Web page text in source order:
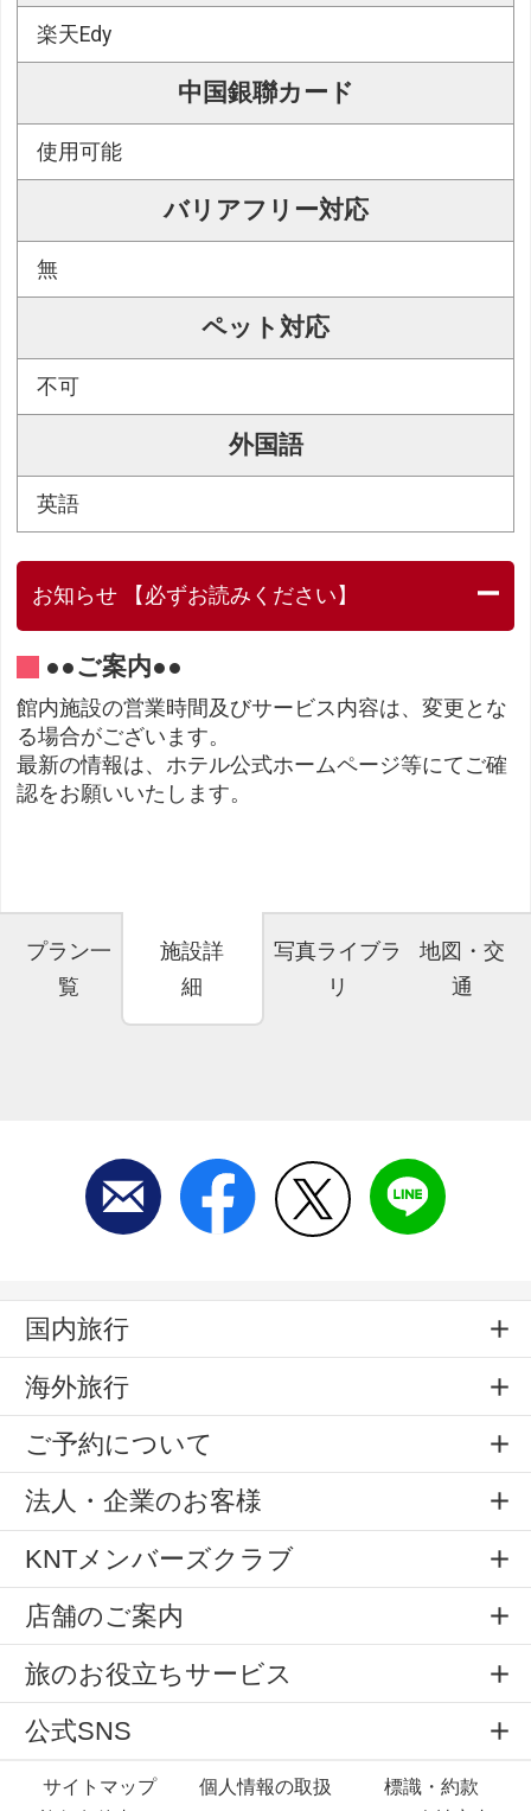
楽天Edy
中国銀聯カード
使用可能
バリアフリー対応
無
ペット対応
不可
外国語
英語
お知らせ 【必ずお読みください】
●●ご案内●●
館内施設の営業時間及びサービス内容は、変更とな
る場合がございます。
最新の情報は、ホテル公式ホームページ等にてご確
認をお願いいたします。
プラン一
覧
施設詳
細
写真ライブラ
リ
地図・交
通
国内旅行
海外旅行
ご予約について
法人・企業のお客様
KNTメンバーズクラブ
店舗のご案内
旅のお役立ちサービス
公式SNS
サイトマップ 個人情報の取扱
標識・約款